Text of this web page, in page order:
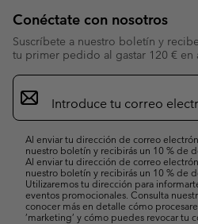
Conéctate con nosotros
Suscríbete a nuestro boletín y
tu primer pedido al gastar 120 € en
Suscripción
de
correo
Al enviar tu dirección de correo
nuestro boletín y recibirás un 10 % de
Al enviar tu dirección de correo
nuestro boletín y recibirás un 10 % de
Utilizaremos tu dirección para
eventos promocionales. Consulta
conocer más en detalle cómo
’marketing’ y cómo puedes revocar tu